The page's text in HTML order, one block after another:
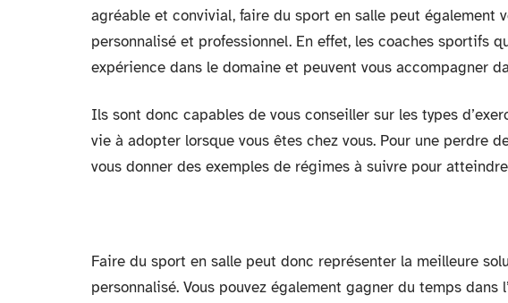
agréable et convivial, faire du sport en salle peut également
personnalisé et professionnel. En effet, les coaches sportifs
expérience dans le domaine et peuvent vous accompagner
Ils sont donc capables de vous conseiller sur les types
vie à adopter lorsque vous êtes chez vous. Pour une perdre
vous donner des exemples de régimes à suivre pour
Faire du sport en salle peut donc représenter la meilleure
personnalisé. Vous pouvez également gagner du temps